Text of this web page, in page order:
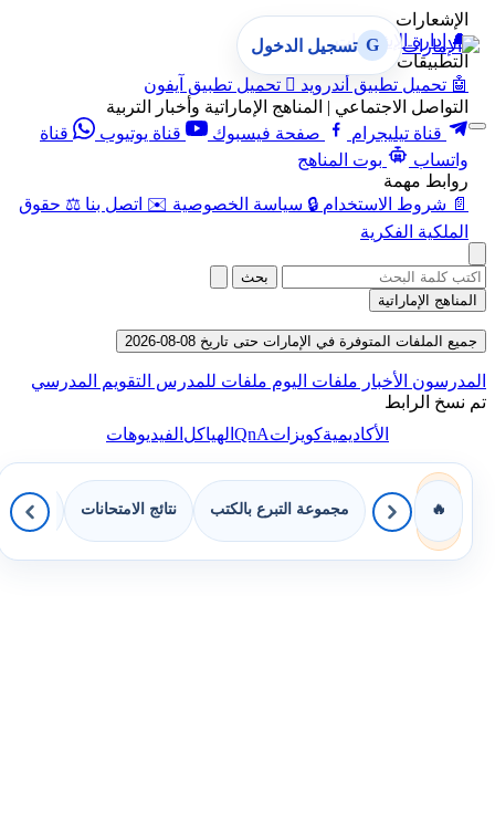
الإشعارات
🔔 إدارة الإشعارات
التطبيقات
🤖 تحميل تطبيق أندرويد  تحميل تطبيق آيفون
التواصل الاجتماعي | المناهج الإماراتية وأخبار التربية
قناة تيليجرام
صفحة فيسبوك قناة يوتيوب
قناة
واتساب
بوت المناهج
روابط مهمة
📄 شروط الاستخدام 🔒 سياسة الخصوصية ✉️ اتصل بنا ⚖️ حقوق
الملكية الفكرية
G تسجيل الدخول
بحث
المناهج الإماراتية
جميع الملفات المتوفرة في الإمارات حتى تاريخ 08-08-2026
المدرسون الأخبار ملفات اليوم ملفات للمدرس التقويم المدرسي
تم نسخ الرابط
الأكاديميةكويزاتQnAالهياكلالفيديوهات
🔥 مجموعة التبرع بالكتب نتائج الامتحانات